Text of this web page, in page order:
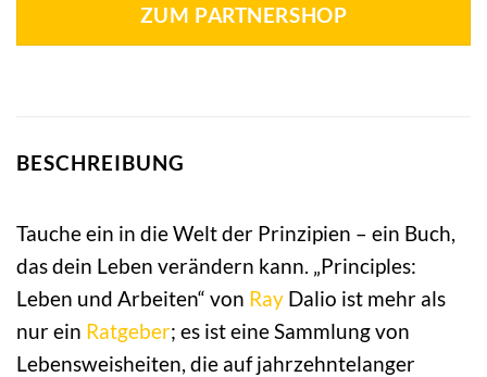
ZUM PARTNERSHOP
BESCHREIBUNG
Tauche ein in die Welt der Prinzipien – ein Buch,
das dein Leben verändern kann. „Principles:
Leben und Arbeiten“ von Ray Dalio ist mehr als
nur ein Ratgeber; es ist eine Sammlung von
Lebensweisheiten, die auf jahrzehntelanger